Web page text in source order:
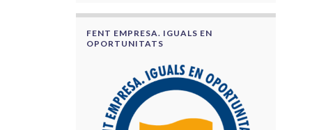
FENT EMPRESA. IGUALS EN
OPORTUNITATS